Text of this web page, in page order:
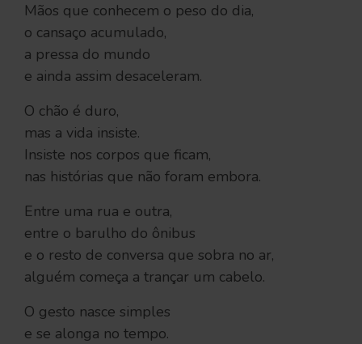
Mãos que conhecem o peso do dia,
o cansaço acumulado,
a pressa do mundo
e ainda assim desaceleram.
O chão é duro,
mas a vida insiste.
Insiste nos corpos que ficam,
nas histórias que não foram embora.
Entre uma rua e outra,
entre o barulho do ônibus
e o resto de conversa que sobra no ar,
alguém começa a trançar um cabelo.
O gesto nasce simples
e se alonga no tempo.